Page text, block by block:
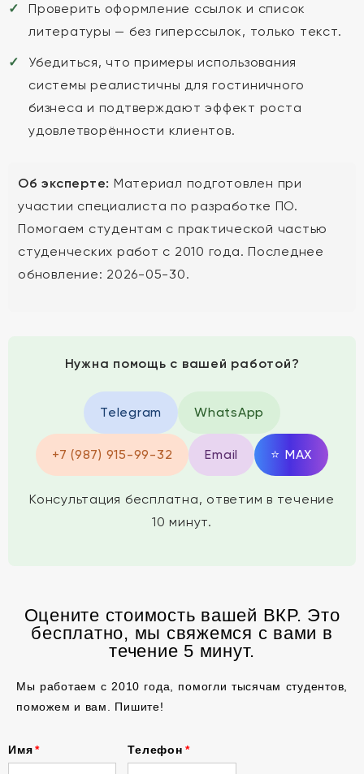
Проверить оформление ссылок и список
литературы — без гиперссылок, только текст.
Убедиться, что примеры использования
системы реалистичны для гостиничного
бизнеса и подтверждают эффект роста
удовлетворённости клиентов.
Об эксперте: Материал подготовлен при
участии специалиста по разработке ПО.
Помогаем студентам с практической частью
студенческих работ с 2010 года. Последнее
обновление: 2026-05-30.
Нужна помощь с вашей работой?
Telegram WhatsApp
+7 (987) 915-99-32 Email ⭐ MAX
Консультация бесплатна, ответим в течение
10 минут.
Оцените стоимость вашей ВКР. Это
бесплатно, мы свяжемся с вами в
течение 5 минут.
Мы работаем с 2010 года, помогли тысячам студентов,
поможем и вам. Пишите!
Имя Телефон